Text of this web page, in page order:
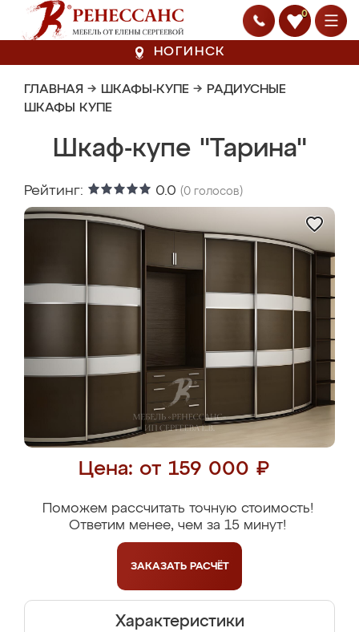
0
НОГИНСК
ГЛАВНАЯ → ШКАФЫ-КУПЕ → РАДИУСНЫЕ
ШКАФЫ КУПЕ
Шкаф-купе "Тарина"
Рейтинг: 0.0 (0 голосов)
Цена: от 159 000 ₽
Поможем рассчитать точную стоимость!
Ответим менее, чем за 15 минут!
ЗАКАЗАТЬ РАСЧЁТ
Характеристики